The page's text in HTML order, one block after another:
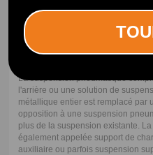
et de commandes électroniques.
Suspension pneumatique
La suspension pneumatique
l'arrière ou une solution de
métallique entier est remplacé par
opposition à une suspension
plus de la suspension existante.
également appelée support de
auxiliaire ou parfois suspension